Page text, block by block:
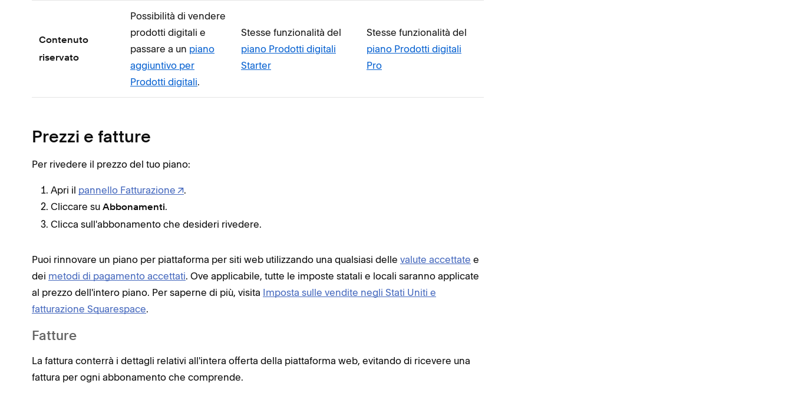
Contenuto
riservato
Possibilità di vendere
prodotti digitali e
passare a un piano
aggiuntivo per
Prodotti digitali.
Stesse funzionalità del
piano Prodotti digitali
Starter
Stesse funzionalità del
piano Prodotti digitali
Pro
Prezzi e fatture
Per rivedere il prezzo del tuo piano:
Apri il pannello Fatturazione
.
Cliccare su Abbonamenti.
Clicca sull'abbonamento che desideri rivedere.
Puoi rinnovare un piano per piattaforma per siti web utilizzando una qualsiasi delle valute accettate e
dei metodi di pagamento accettati. Ove applicabile, tutte le imposte statali e locali saranno applicate
al prezzo dell'intero piano. Per saperne di più, visita Imposta sulle vendite negli Stati Uniti e
fatturazione Squarespace.
Fatture
La fattura conterrà i dettagli relativi all'intera offerta della piattaforma web, evitando di ricevere una
fattura per ogni abbonamento che comprende.